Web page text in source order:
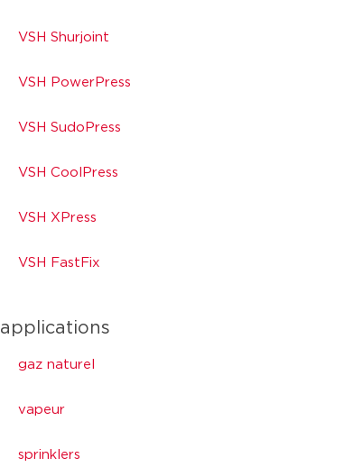
VSH Shurjoint
VSH PowerPress
VSH SudoPress
VSH CoolPress
VSH XPress
VSH FastFix
applications
gaz naturel
vapeur
sprinklers